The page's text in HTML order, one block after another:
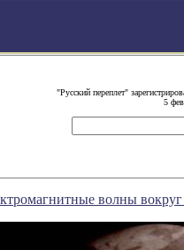
"Русский переплет"
5
волны